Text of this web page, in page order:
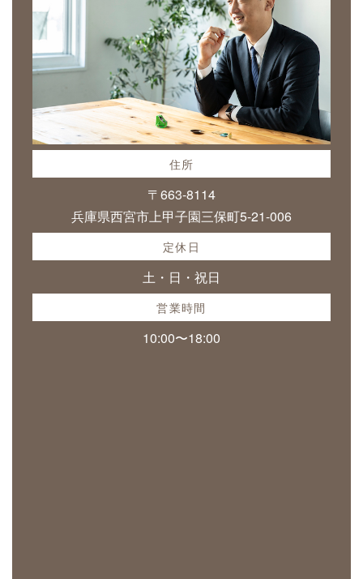
住所
〒663-8114
兵庫県西宮市上甲子園三保町5-21-006
定休日
土・日・祝日
営業時間
10:00〜18:00